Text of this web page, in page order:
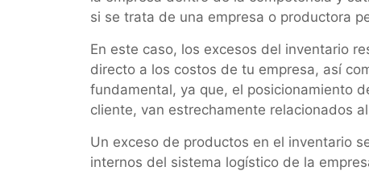
si se trata de una empresa o productora
En este caso, los excesos del inventario
directo a los costos de tu empresa, así
fundamental, ya que, el posicionamiento
cliente, van estrechamente relacionados
Un exceso de productos en el inventario
internos del sistema logístico de la